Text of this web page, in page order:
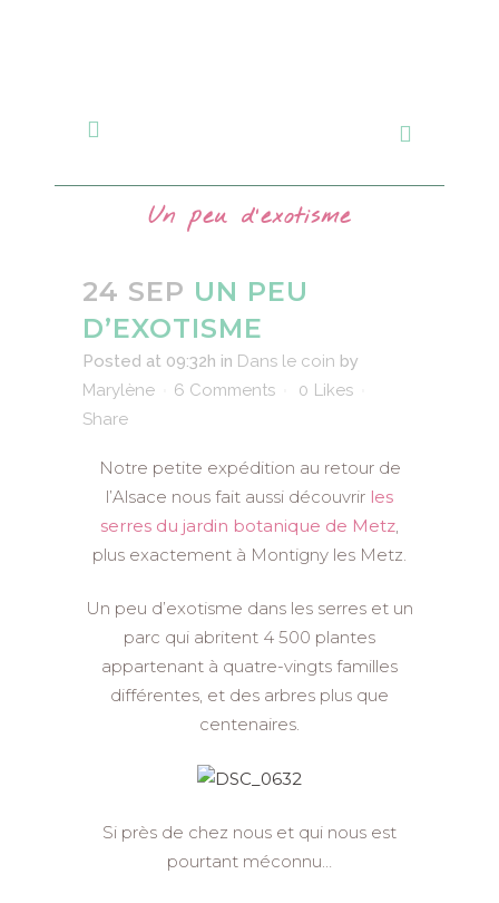
Un peu d’exotisme
24 SEP UN PEU
D’EXOTISME
Posted at 09:32h in Dans le coin by
Marylène
6 Comments 0 Likes
Share
Notre petite expédition au retour de
l’Alsace nous fait aussi découvrir les
serres du jardin botanique de Metz,
plus exactement à Montigny les Metz.
Un peu d’exotisme dans les serres et un
parc qui abritent 4 500 plantes
appartenant à quatre-vingts familles
différentes, et des arbres plus que
centenaires.
Si près de chez nous et qui nous est
pourtant méconnu…